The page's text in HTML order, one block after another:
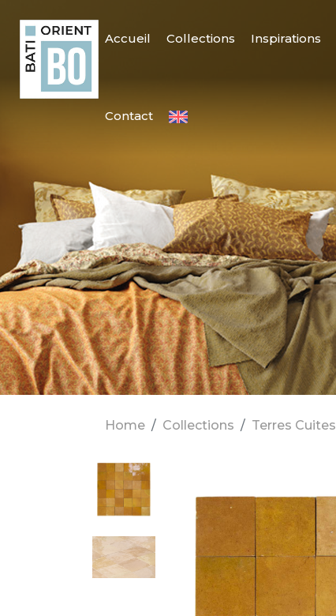
Accueil Collections Inspirations
Contact
Home Collections Terres Cuites